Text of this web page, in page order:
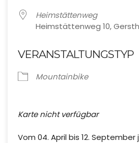
Heimstättenweg
Heimstättenweg 10,
VERANSTALTUNGSTYP
Mountainbike
Karte nicht verfügbar
Vom 04. April bis 12.